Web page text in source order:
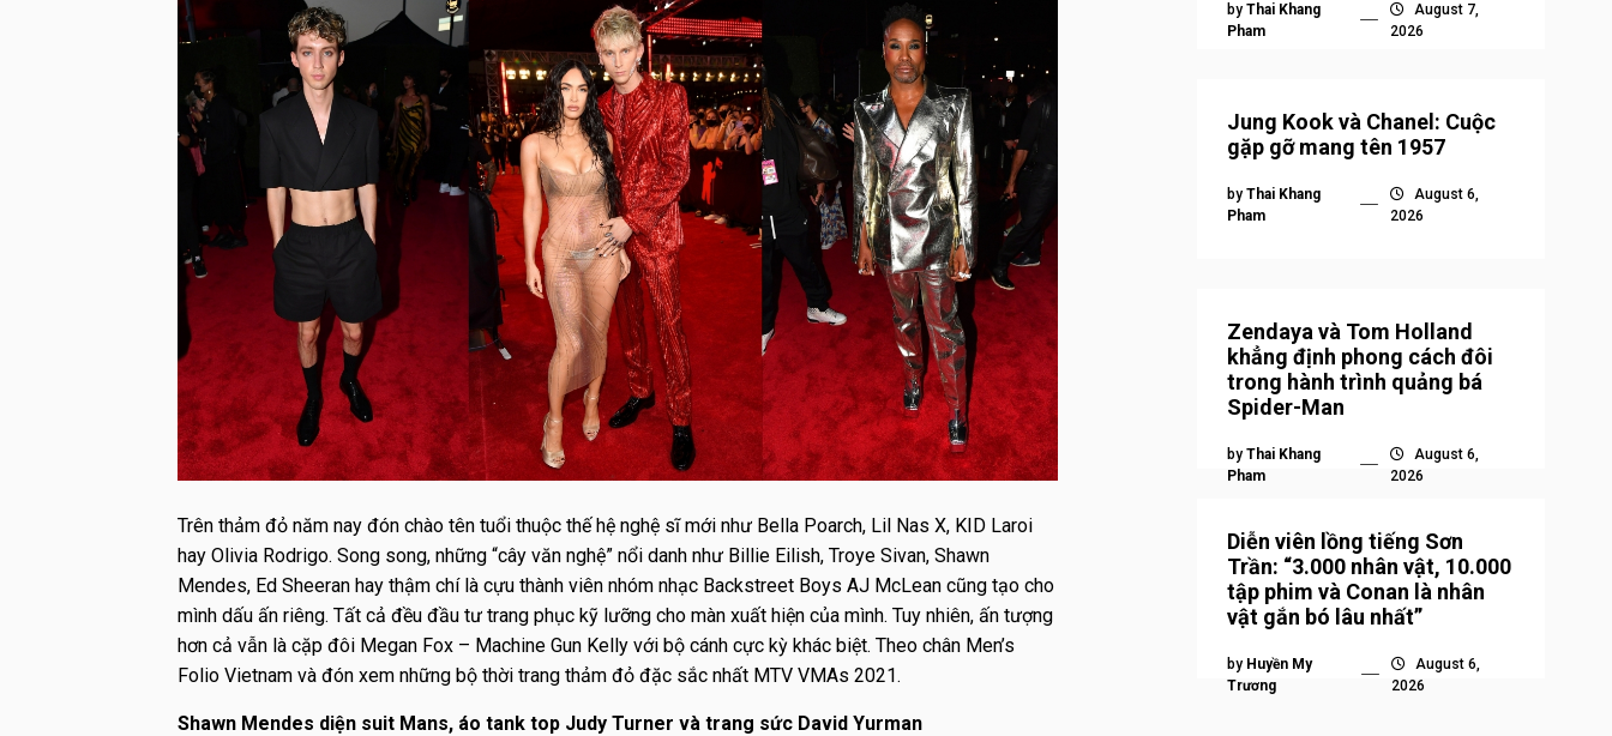
Trên thảm đỏ năm nay đón chào tên tuổi thuộc thế hệ nghệ sĩ mới như Bella Poarch, Lil Nas X, KID Laroi
hay Olivia Rodrigo. Song song, những “cây văn nghệ” nổi danh như Billie Eilish, Troye Sivan, Shawn
Mendes, Ed Sheeran hay thậm chí là cựu thành viên nhóm nhạc Backstreet Boys AJ McLean cũng tạo cho
mình dấu ấn riêng. Tất cả đều đầu tư trang phục kỹ lưỡng cho màn xuất hiện của mình. Tuy nhiên, ấn tượng
hơn cả vẫn là cặp đôi Megan Fox – Machine Gun Kelly với bộ cánh cực kỳ khác biệt. Theo chân Men’s
Folio Vietnam và đón xem những bộ thời trang thảm đỏ đặc sắc nhất MTV VMAs 2021.
Shawn Mendes diện suit Mans, áo tank top Judy Turner và trang sức David Yurman
by Thai Khang
Pham
August 7,
2026
Jung Kook và Chanel: Cuộc
gặp gỡ mang tên 1957
by Thai Khang
Pham
August 6,
2026
Zendaya và Tom Holland
khẳng định phong cách đôi
trong hành trình quảng bá
Spider-Man
by Thai Khang
Pham
August 6,
2026
Diễn viên lồng tiếng Sơn
Trần: “3.000 nhân vật, 10.000
tập phim và Conan là nhân
vật gắn bó lâu nhất”
by Huyền My
Trương
August 6,
2026